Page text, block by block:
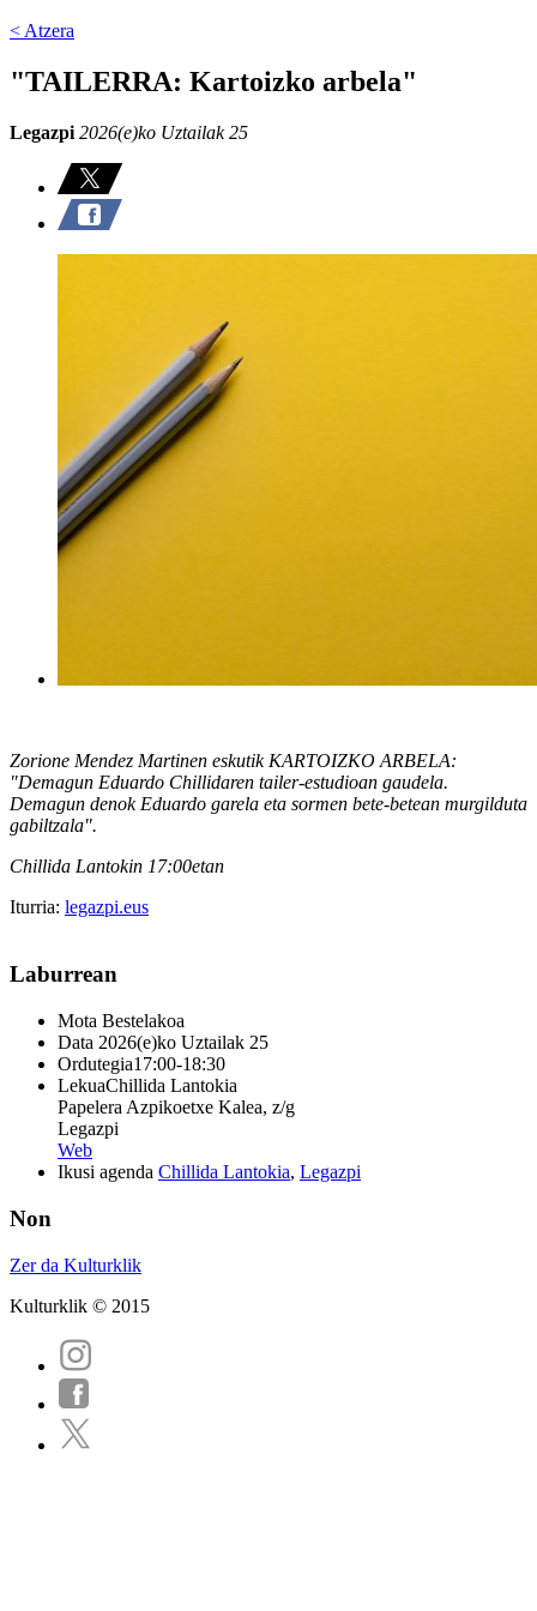
< Atzera
"TAILERRA: Kartoizko arbela"
Legazpi 2026(e)ko Uztailak 25
Zorione Mendez Martinen eskutik KARTOIZKO ARBELA:
"Demagun Eduardo Chillidaren tailer-estudioan gaudela.
Demagun denok Eduardo garela eta sormen bete-betean murgilduta
gabiltzala".
Chillida Lantokin 17:00etan
Iturria: legazpi.eus
Laburrean
Mota Bestelakoa
Data 2026(e)ko Uztailak 25
Ordutegia17:00-18:30
LekuaChillida Lantokia
Papelera Azpikoetxe Kalea, z/g
Legazpi
Web
Ikusi agenda Chillida Lantokia, Legazpi
Non
Zer da Kulturklik
Kulturklik © 2015